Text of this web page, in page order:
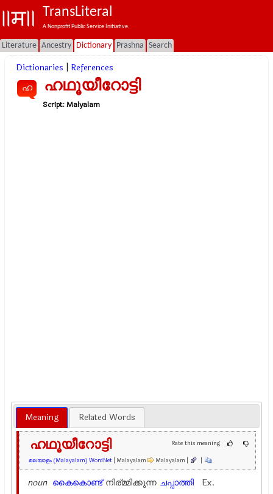
TransLiteral
A Nonprofit Public Service Initiative.
Literature Ancestry Dictionary Prashna Search
Dictionaries References
ഹ ഹഥൂയീറോട്ടി
Script:Malyalam
Meaning Related Words
Rate this meaning
ഹഥൂയീറോട്ടി
മലയാളം (Malayalam) WordNet | Malayalam Malayalam | |
noun കൈകൊണ്ട്നിര്മ്മിക്കുന്ന ചപ്പാത്തി Ex.